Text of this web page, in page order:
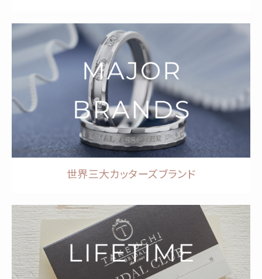
世界三大カッターズブランド